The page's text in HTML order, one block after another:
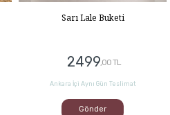
Sarı Lale Buketi
2499,00 TL
Ankara İçi Aynı Gün Teslimat
Gönder